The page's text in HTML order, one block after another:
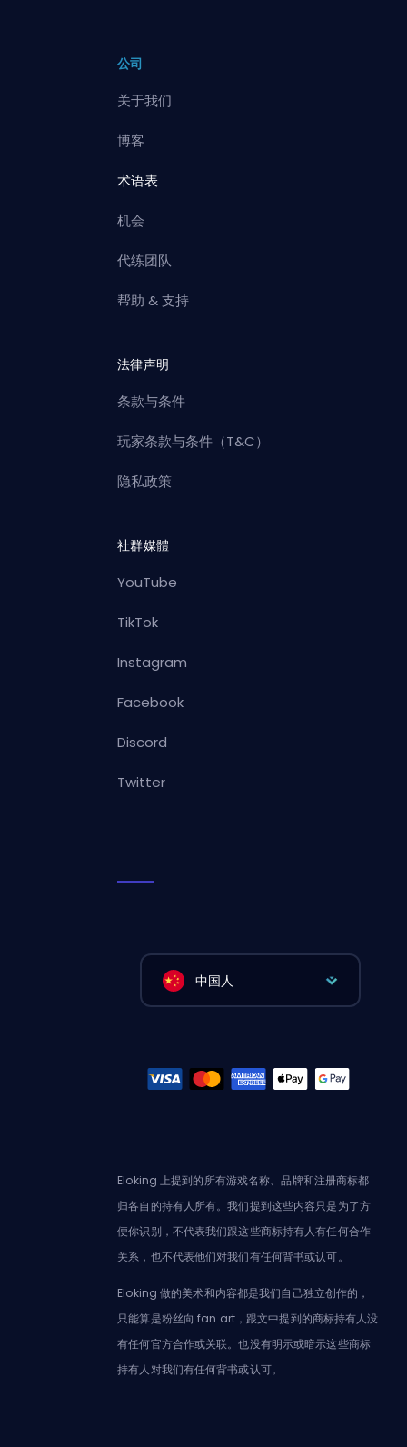
公司
关于我们
博客
术语表
机会
代练团队
帮助 & 支持
法律声明
条款与条件
玩家条款与条件（T&C）
隐私政策
社群媒體
YouTube
TikTok
Instagram
Facebook
Discord
Twitter
中国人
Eloking 上提到的所有游戏名称、品牌和注册商标都
归各自的持有人所有。我们提到这些内容只是为了方
便你识别，不代表我们跟这些商标持有人有任何合作
关系，也不代表他们对我们有任何背书或认可。
Eloking 做的美术和内容都是我们自己独立创作的，
只能算是粉丝向 fan art，跟文中提到的商标持有人没
有任何官方合作或关联。也没有明示或暗示这些商标
持有人对我们有任何背书或认可。